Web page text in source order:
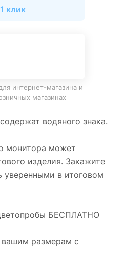
клик
интернет-магазина и
магазинах
водяного знака.
монитора может
изделия. Закажите
уверенными в итоговом
БЕСПЛАТНО
вашим размерам с